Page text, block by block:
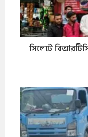
​সিলেটে